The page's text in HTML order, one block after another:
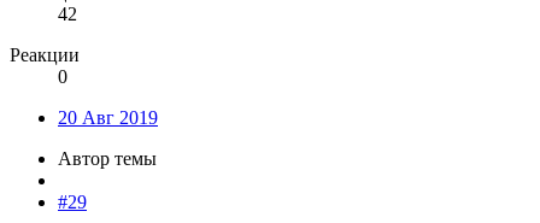
42
Реакции
0
20 Авг 2019
Автор темы
#29